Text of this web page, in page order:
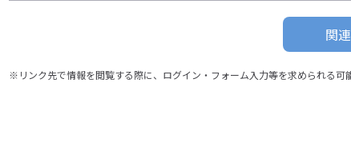
関
※リンク先で情報を閲覧する際に、ログイン・フォーム入力等を求められる可